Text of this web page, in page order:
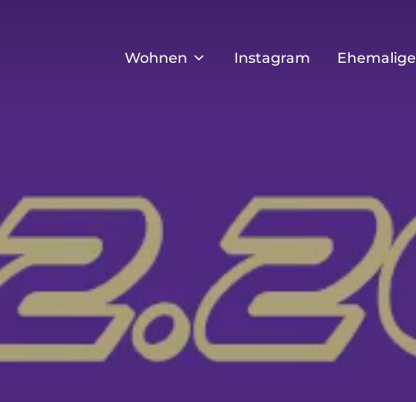
Wohnen Instagram Ehemalige